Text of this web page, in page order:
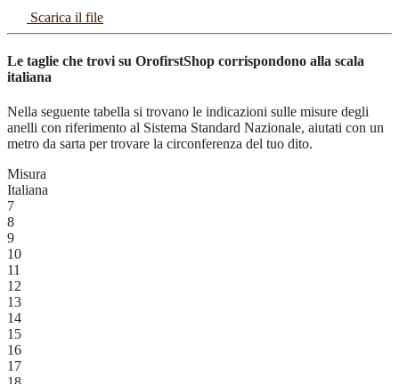
Scarica il file
Le taglie che trovi su OrofirstShop corrispondono alla scala
italiana
Nella seguente tabella si trovano le indicazioni sulle misure degli
anelli con riferimento al Sistema Standard Nazionale, aiutati con un
metro da sarta per trovare la circonferenza del tuo dito.
Misura
Italiana
7
8
9
10
11
12
13
14
15
16
17